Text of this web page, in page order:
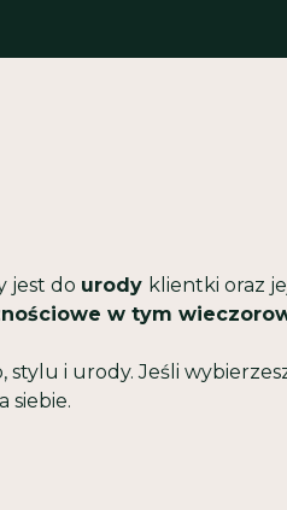
jest do urody klientki oraz
w tym
stylu i urody. Jeśli
siebie.